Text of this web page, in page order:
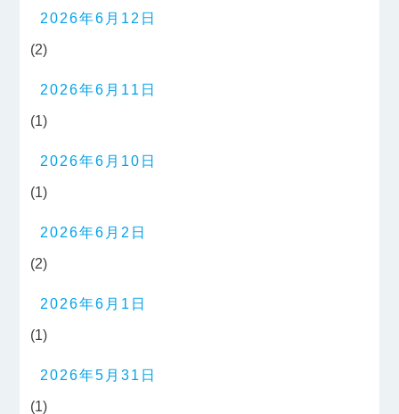
2026年6月12日
(2)
2026年6月11日
(1)
2026年6月10日
(1)
2026年6月2日
(2)
2026年6月1日
(1)
2026年5月31日
(1)